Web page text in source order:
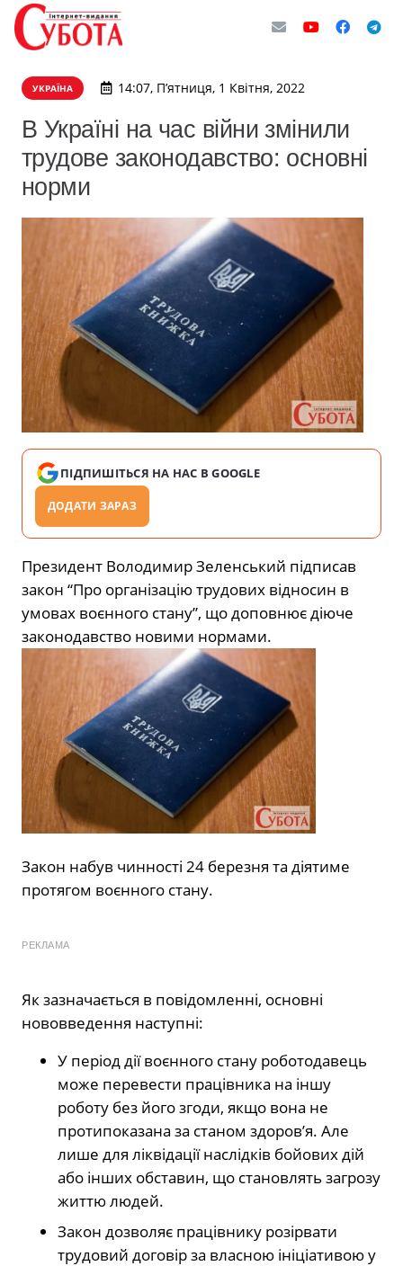
УКРАЇНА 14:07, П’ятниця, 1 Квітня, 2022
В Україні на час війни змінили
трудове законодавство: основні
норми
ПІДПИШІТЬСЯ НА НАС В GOOGLE
ДОДАТИ ЗАРАЗ
Президент Володимир Зеленський підписав
закон “Про організацію трудових відносин в
умовах воєнного стану”, що доповнює діюче
законодавство новими нормами.
Закон набув чинності 24 березня та діятиме
протягом воєнного стану.
РЕКЛАМА
Як зазначається в повідомленні, основні
нововведення наступні:
У період дії воєнного стану роботодавець
може перевести працівника на іншу
роботу без його згоди, якщо вона не
протипоказана за станом здоров’я. Але
лише для ліквідації наслідків бойових дій
або інших обставин, що становлять загрозу
життю людей.
Закон дозволяє працівнику розірвати
трудовий договір за власною ініціативою у